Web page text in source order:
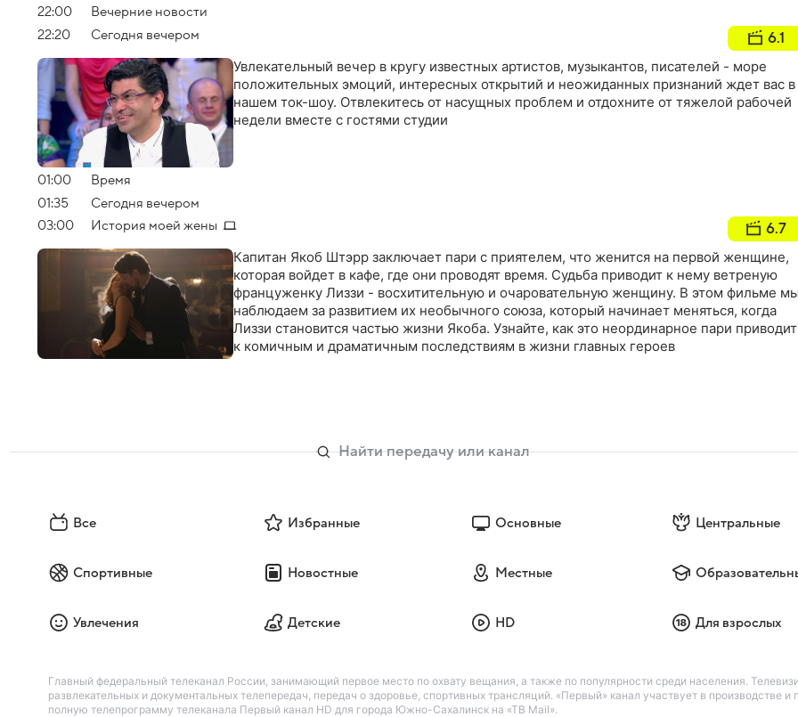
22:00
Вечерние новости
22:20
Сегодня вечером 6.1
Увлекательный вечер в кругу известных артистов, музыкантов, писателей - море
положительных эмоций, интересных открытий и неожиданных признаний ждет вас в
нашем ток-шоу. Отвлекитесь от насущных проблем и отдохните от тяжелой рабочей
недели вместе с гостями студии
01:00
Время
01:35
Сегодня вечером
03:00
История моей жены 6.7
Капитан Якоб Штэрр заключает пари с приятелем, что женится на первой женщине,
которая войдет в кафе, где они проводят время. Судьба приводит к нему ветреную
француженку Лиззи - восхитительную и очаровательную женщину. В этом фильме
наблюдаем за развитием их необычного союза, который начинает меняться, когда
Лиззи становится частью жизни Якоба. Узнайте, как это неординарное пари приводит
к комичным и драматичным последствиям в жизни главных героев
Все Избранные Основные Центральные
Спортивные Новостные Местные
Увлечения Детские HD Для взрослых
Главный федеральный телеканал России, занимающий первое место по охвату вещания, а также по популярности среди населения.
развлекательных и документальных телепередач, передач о здоровье, спортивных трансляций. «Первый» канал участвует в производстве
полную телепрограмму телеканала Первый канал HD для города Южно-Сахалинск на «ТВ Mail».